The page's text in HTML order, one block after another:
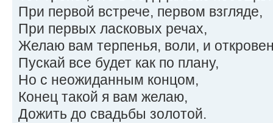
При первой встрече, первом взгляде,
При первых ласковых речах,
Желаю вам терпенья, воли, и
Пускай все будет как по плану,
Но с неожиданным концом,
Конец такой я вам желаю,
Дожить до свадьбы золотой.